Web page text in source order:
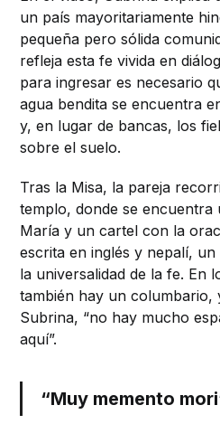
un país mayoritariamente
pequeña pero sólida
refleja esta fe vivida en
para ingresar es necesario
agua bendita se encuentra
y, en lugar de bancas, los
sobre el suelo.
Tras la Misa, la pareja
templo, donde se encuentra
María y un cartel con la
escrita en inglés y nepalí,
la universalidad de la fe. En
también hay un columbario,
Subrina, “no hay mucho
aquí”.
“Muy memento